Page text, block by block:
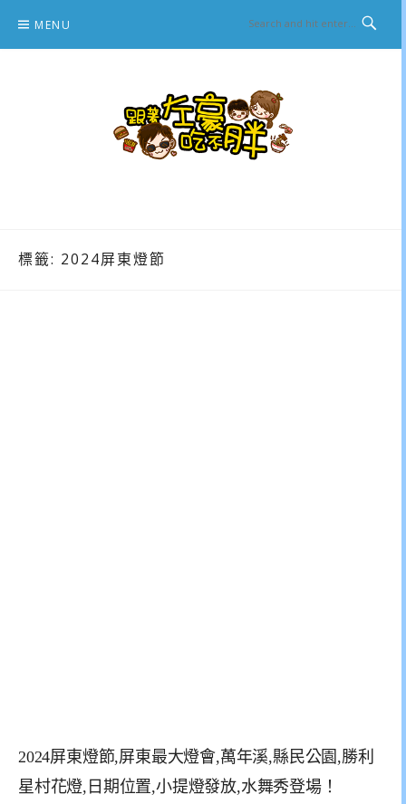
content
MENU
標籤: 2024屏東燈節
2024屏東燈節,屏東最大燈會,萬年溪,縣民公園,勝利
星村花燈,日期位置,小提燈發放,水舞秀登場！